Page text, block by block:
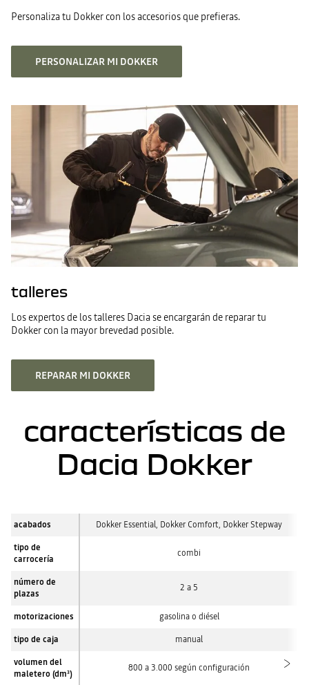
Personaliza tu Dokker con los accesorios que prefieras.
PERSONALIZAR MI DOKKER
talleres
Los expertos de los talleres Dacia se encargarán de reparar tu
Dokker con la mayor brevedad posible.
REPARAR MI DOKKER
características de
Dacia Dokker
acabados Dokker Essential, Dokker Comfort, Dokker Stepway
tipo de
carrocería
combi
número de
plazas
2 a 5
motorizaciones gasolina o diésel
tipo de caja manual
volumen del
maletero (dm3)
800 a 3.000 según configuración